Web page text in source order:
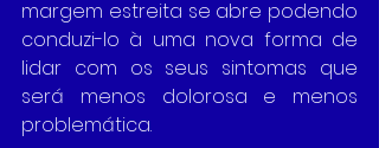
margem estreita se abre podendo
conduzi-lo à uma nova forma de
lidar com os seus sintomas que
será menos dolorosa e menos
problemática.